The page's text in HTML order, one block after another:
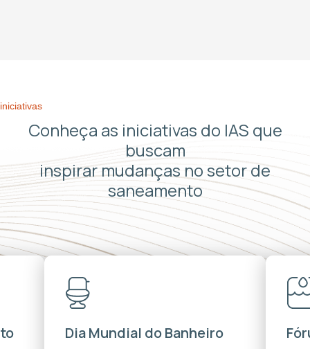
iniciativas
Conheça as iniciativas do IAS que
buscam
inspirar mudanças no setor de
saneamento
Dia Mundial do Banheiro